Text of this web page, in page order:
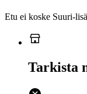
Etu ei koske
Tarkista